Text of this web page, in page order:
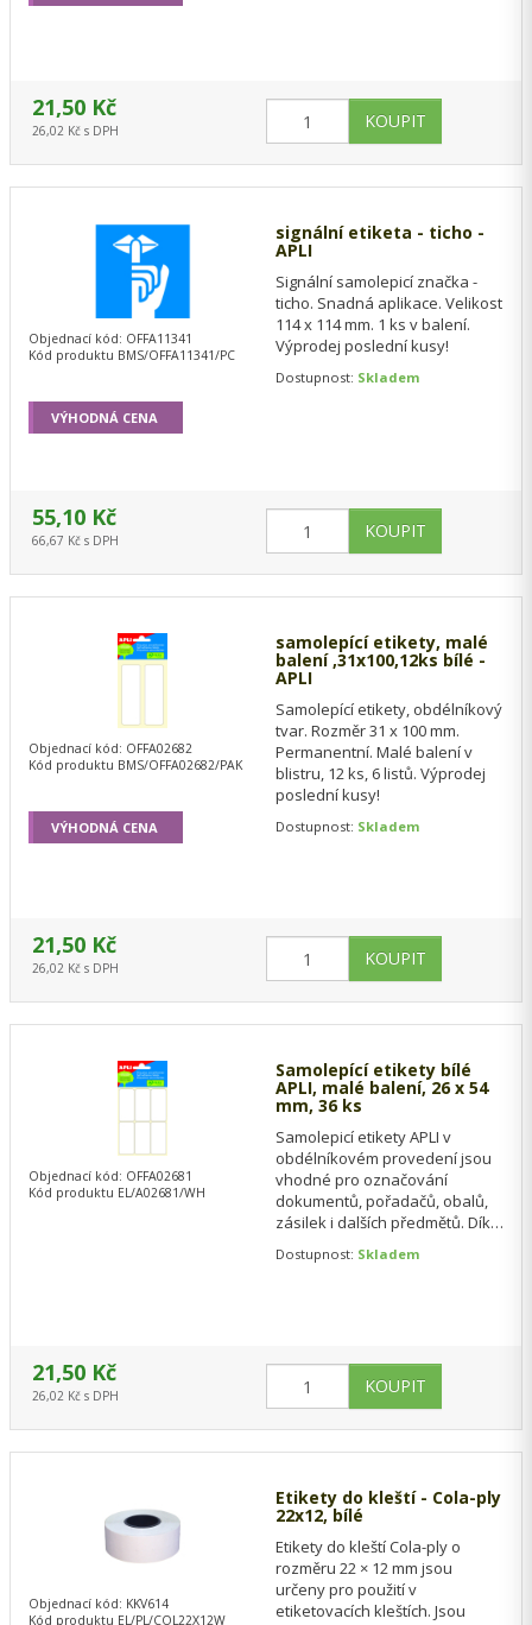
21,50 Kč
26,02 Kč s DPH
signální etiketa - ticho -
APLI
Signální samolepicí značka -
ticho. Snadná aplikace. Velikost
114 x 114 mm. 1 ks v balení.
Výprodej poslední kusy!
Dostupnost: Skladem
Objednací kód: OFFA11341
Kód produktu BMS/OFFA11341/PC
55,10 Kč
66,67 Kč s DPH
VÝHODNÁ CENA
samolepící etikety, malé
balení ,31x100,12ks bílé -
APLI
Samolepící etikety, obdélníkový
tvar. Rozměr 31 x 100 mm.
Permanentní. Malé balení v
blistru, 12 ks, 6 listů. Výprodej
poslední kusy!
Dostupnost: Skladem
Objednací kód: OFFA02682
Kód produktu BMS/OFFA02682/PAK
21,50 Kč
26,02 Kč s DPH
VÝHODNÁ CENA
Samolepící etikety bílé
APLI, malé balení, 26 x 54
mm, 36 ks
Samolepicí etikety APLI v
obdélníkovém provedení jsou
vhodné pro označování
dokumentů, pořadačů, obalů,
zásilek i dalších předmětů. Díky
spolehlivě drží na…
Dostupnost: Skladem
Objednací kód: OFFA02681
Kód produktu EL/A02681/WH
21,50 Kč
26,02 Kč s DPH
Etikety do kleští - Cola-ply
22x12, bílé
Etikety do kleští Cola-ply o
rozměru 22 × 12 mm jsou
určeny pro použití v
etiketovacích kleštích. Jsou
Objednací kód: KKV614
Kód produktu EL/PL/COL22X12W